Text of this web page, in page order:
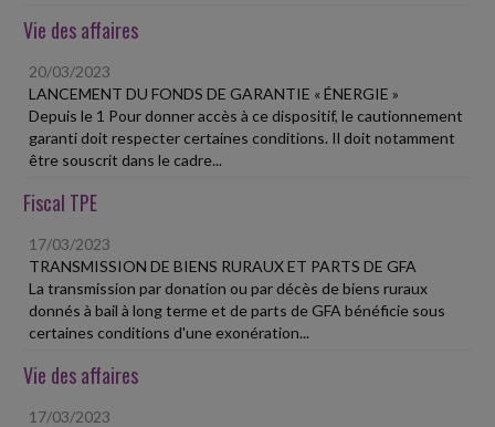
Vie des affaires
20/03/2023
LANCEMENT DU FONDS DE GARANTIE « ÉNERGIE »
Depuis le 1 Pour donner accès à ce dispositif, le cautionnement
garanti doit respecter certaines conditions. Il doit notamment
être souscrit dans le cadre...
Fiscal TPE
17/03/2023
TRANSMISSION DE BIENS RURAUX ET PARTS DE GFA
La transmission par donation ou par décès de biens ruraux
donnés à bail à long terme et de parts de GFA bénéficie sous
certaines conditions d'une exonération...
Vie des affaires
17/03/2023